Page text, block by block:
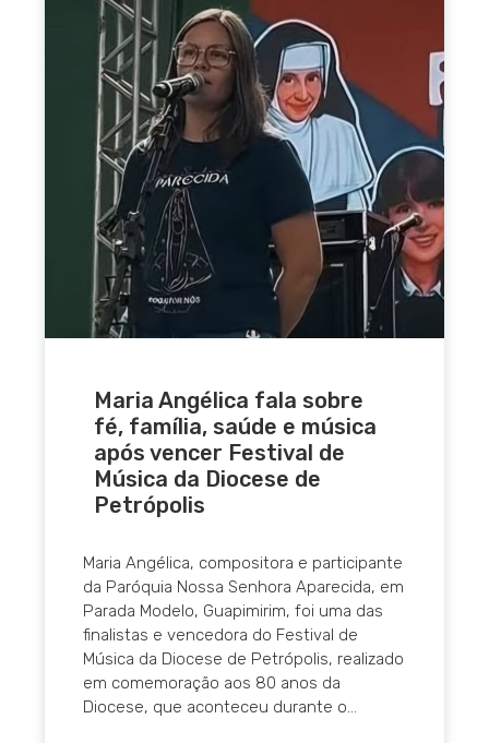
Maria Angélica fala sobre
fé, família, saúde e música
após vencer Festival de
Música da Diocese de
Petrópolis
Maria Angélica, compositora e participante
da Paróquia Nossa Senhora Aparecida, em
Parada Modelo, Guapimirim, foi uma das
finalistas e vencedora do Festival de
Música da Diocese de Petrópolis, realizado
em comemoração aos 80 anos da
Diocese, que aconteceu durante o...